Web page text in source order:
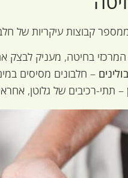
קבוצות עיקריות של
המרכזי בחיטה, מעניק לבצק
– חלבונים מסיסים
– תתי-רכיבים של גלוטן,